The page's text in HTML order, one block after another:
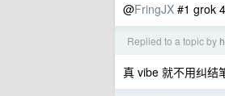
@FringJX #1 grok
Replied to a topic by
真 vibe 就不用纠结